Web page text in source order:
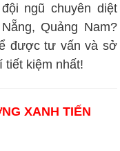
ngũ chuyên diệt
Quảng Nam?
được tư vấn và sở
tiết kiệm nhất!
XANH TIẾN